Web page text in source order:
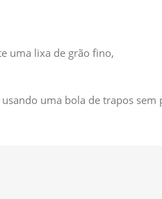
uma lixa de grão fino,
uma bola de trapos